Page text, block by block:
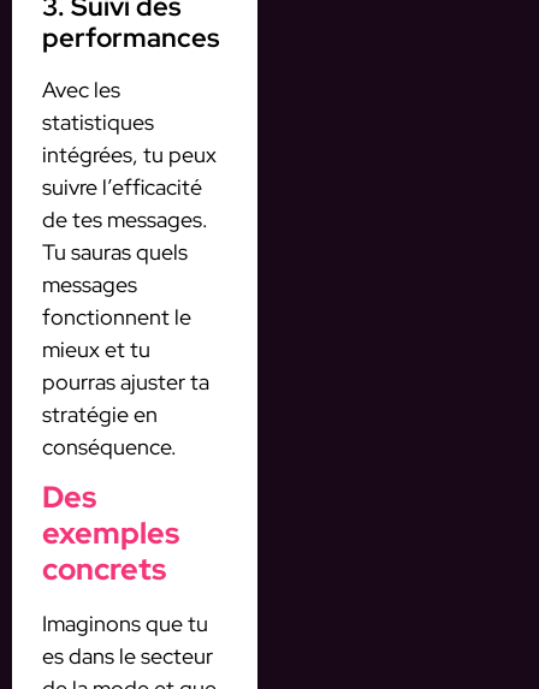
performances
Avec les
statistiques
intégrées, tu peux
suivre l’efficacité
de tes messages.
Tu sauras quels
messages
fonctionnent le
mieux et tu
pourras ajuster ta
stratégie en
conséquence.
Des
exemples
concrets
Imaginons que tu
es dans le secteur